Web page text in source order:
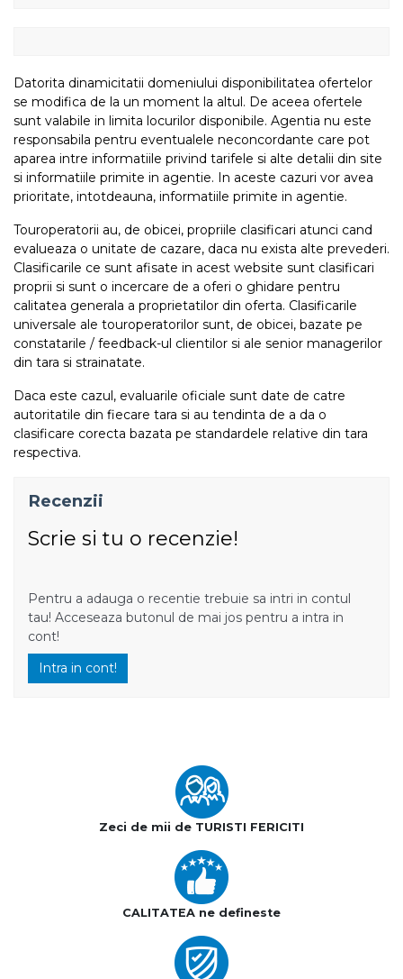
Datorita dinamicitatii domeniului disponibilitatea ofertelor
se modifica de la un moment la altul. De aceea ofertele
sunt valabile in limita locurilor disponibile. Agentia nu este
responsabila pentru eventualele neconcordante care pot
aparea intre informatiile privind tarifele si alte detalii din site
si informatiile primite in agentie. In aceste cazuri vor avea
prioritate, intotdeauna, informatiile primite in agentie.
Touroperatorii au, de obicei, propriile clasificari atunci cand
evalueaza o unitate de cazare, daca nu exista alte prevederi.
Clasificarile ce sunt afisate in acest website sunt clasificari
proprii si sunt o incercare de a oferi o ghidare pentru
calitatea generala a proprietatilor din oferta. Clasificarile
universale ale touroperatorilor sunt, de obicei, bazate pe
constatarile / feedback-ul clientilor si ale senior managerilor
din tara si strainatate.
Daca este cazul, evaluarile oficiale sunt date de catre
autoritatile din fiecare tara si au tendinta de a da o
clasificare corecta bazata pe standardele relative din tara
respectiva.
Recenzii
Scrie si tu o recenzie!
Pentru a adauga o recentie trebuie sa intri in contul
tau! Acceseaza butonul de mai jos pentru a intra in
cont!
Intra in cont!
Zeci de mii de TURISTI FERICITI
CALITATEA ne defineste